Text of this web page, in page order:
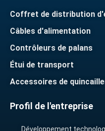
Coffret de distribution
Câbles d'alimentation
Contrôleurs de palans
Étui de transport
Accessoires de
Profil de l'entreprise
Développement